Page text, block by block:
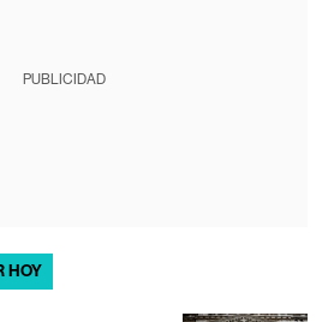
PUBLICIDAD
HOY